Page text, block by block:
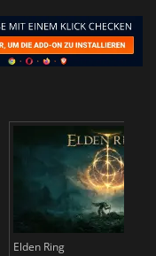
Elden Ring